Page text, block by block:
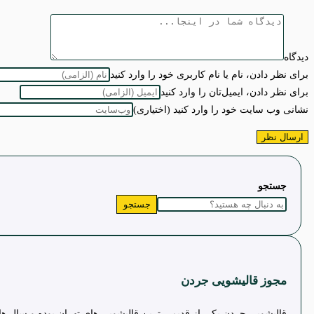
دیدگاه
برای نظر دادن، نام یا نام کاربری خود را وارد کنید
برای نظر دادن، ایمیل‌تان را وارد کنید
نشانی وب سایت خود را وارد کنید (اختیاری)
جستجو
جستجو
مجوز قالیشویی جردن